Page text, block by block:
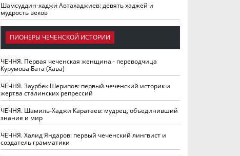
Шамсуддин-хаджи Автахаджиев: девять хаджей и
мудрость веков
ПИОНЕРЫ ЧЕЧЕНСКОЙ ИСТОРИИ
ЧЕЧНЯ. Первая чеченская женщина - переводчица
Курумова Бата (Хава)
ЧЕЧНЯ. Заурбек Шерипов: первый чеченский историк и
жертва сталинских репрессий
ЧЕЧНЯ. Шамиль-Хаджи Каратаев: мудрец, объединивший
знание и мир
ЧЕЧНЯ. Халид Яндаров: первый чеченский лингвист и
создатель грамматики